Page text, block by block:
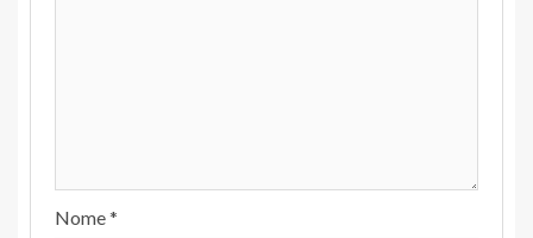
Nome*